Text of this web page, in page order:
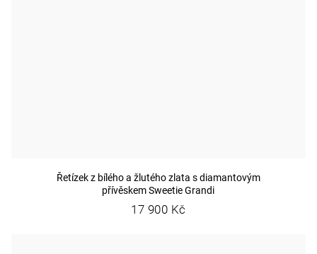
Řetízek z bílého a žlutého zlata s diamantovým
přívěskem Sweetie Grandi
17 900 Kč